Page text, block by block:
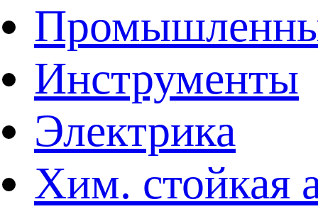
Инструменты
Электрика
Хим. стойкая